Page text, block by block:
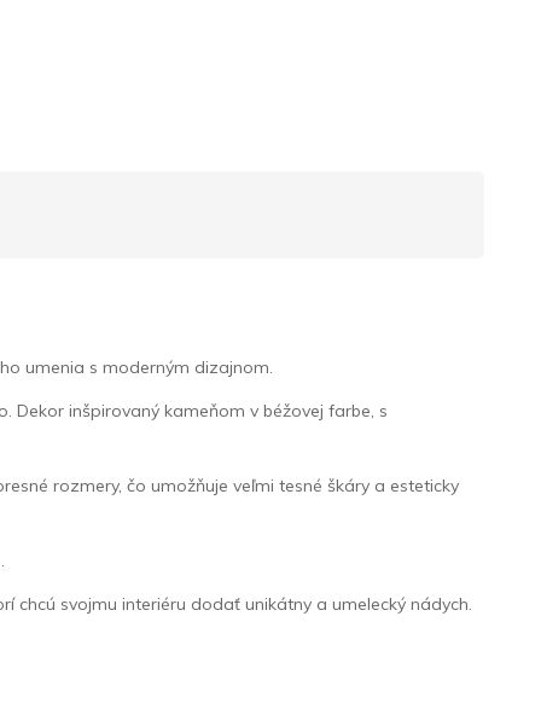
umenia s moderným dizajnom.
Dekor inšpirovaný kameňom v béžovej farbe, s
rozmery, čo umožňuje veľmi tesné škáry a esteticky
chcú svojmu interiéru dodať unikátny a umelecký nádych.